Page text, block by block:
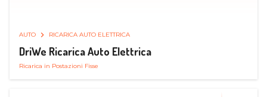
AUTO RICARICA AUTO ELETTRICA
DriWe Ricarica Auto Elettrica
Ricarica in Postazioni Fisse